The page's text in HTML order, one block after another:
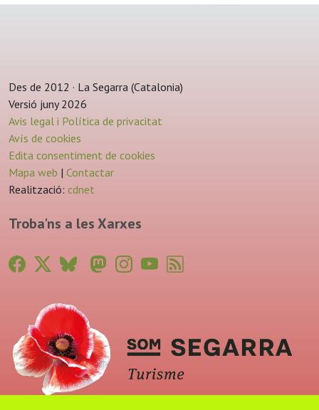
Des de 2012 · La Segarra (Catalonia)
Versió juny 2026
Avis legal i Política de privacitat
Avís de cookies
Edita consentiment de cookies
Mapa web | Contactar
Realització: cdnet
Troba'ns a les Xarxes